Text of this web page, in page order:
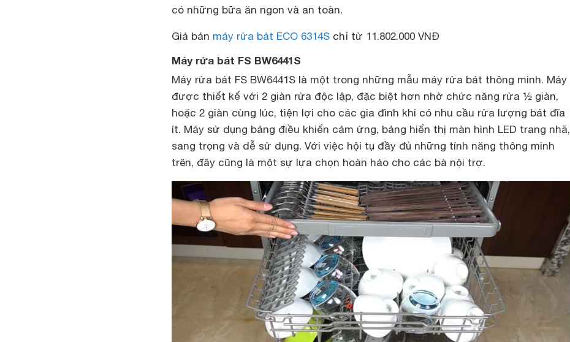
có những bữa ăn ngon và an toàn.
Giá bán máy rửa bát ECO 6314S chỉ từ 11.802.000 VNĐ
Máy rửa bát FS BW6441S
Máy rửa bát FS BW6441S là một trong những mẫu máy rửa bát thông minh. Máy
được thiết kế với 2 giàn rửa độc lập, đặc biệt hơn nhờ chức năng rửa ½ giàn,
hoặc 2 giàn cùng lúc, tiện lợi cho các gia đình khi có nhu cầu rửa lượng bát đĩa
ít. Máy sử dụng bảng điều khiển cảm ứng, bảng hiển thị màn hình LED trang nhã,
sang trọng và dễ sử dụng. Với việc hội tụ đầy đủ những tính năng thông minh
trên, đây cũng là một sự lựa chọn hoàn hảo cho các bà nội trợ.